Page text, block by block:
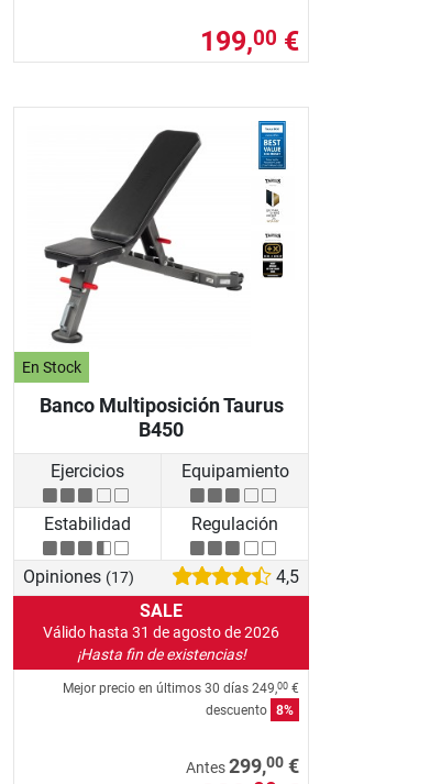
199,00 €
En Stock
Banco Multiposición Taurus
B450
Ejercicios Equipamiento
Estabilidad Regulación
Opiniones (17)
4,5
SALE
Válido hasta 31 de agosto de 2026
¡Hasta fin de existencias!
Mejor precio en últimos 30 días 249,00 €
descuento 8%
Antes299,00 €